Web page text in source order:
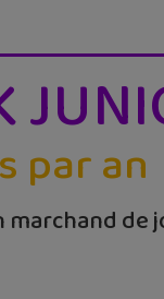
par an
de